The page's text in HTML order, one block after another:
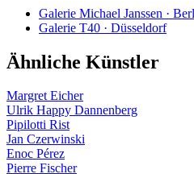
Galerie Michael Janssen ·
Galerie T40 · Düsseldorf
Ähnliche Künstler
Margret Eicher
Ulrik Happy Dannenberg
Pipilotti Rist
Jan Czerwinski
Enoc Pérez
Pierre Fischer